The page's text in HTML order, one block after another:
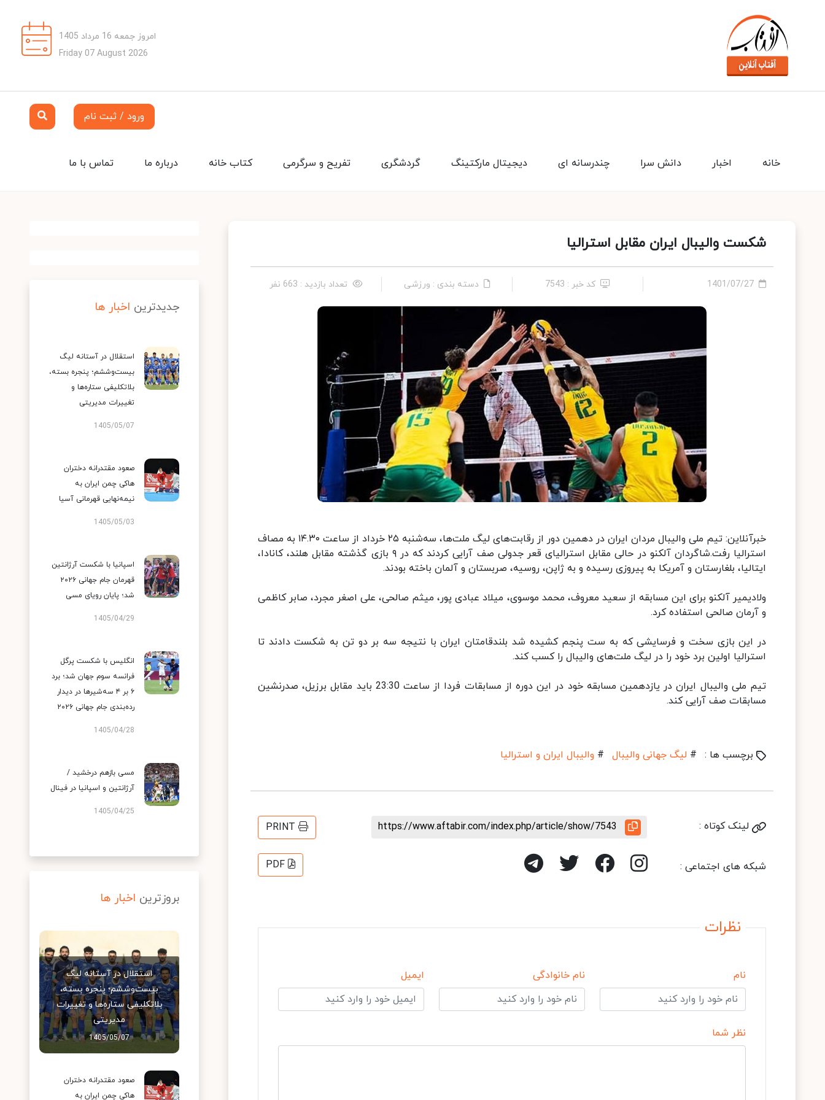
امروز جمعه 16 مرداد 1405
Friday 07 August 2026
ورود / ثبت نام
تماس با ما درباره ما کتاب خانه تفریح و سرگرمی گردشگری دیجیتال مارکتینگ چندرسانه ای دانش سرا اخبار خانه
شکست والیبال ایران مقابل استرالیا
1401/07/27 کد خبر : 7543 دسته بندی : ورزشی تعداد بازدید : 663 نفر
خبرآنلاین: تیم ملی والیبال مردان ایران در دهمین دور از رقابت‌های لیگ ملت‌ها، سه‌شنبه ۲۵ خرداد از ساعت ۱۴.۳۰ به مصاف
استرالیا رفت.شاگردان آلکنو در حالی مقابل استرالیای قعر جدولی صف آرایی کردند که در ۹ بازی گذشته مقابل هلند، کانادا،
ایتالیا، بلغارستان و آمریکا به پیروزی رسیده و به ژاپن، روسیه، صربستان و آلمان باخته بودند.
ولادیمیر آلکنو برای این مسابقه از سعید معروف، محمد موسوی، میلاد عبادی پور، میثم صالحی، علی اصغر مجرد، صابر کاظمی
و آرمان صالحی استفاده کرد.
در این بازی سخت و فرسایشی که به ست پنجم کشیده شد بلندقامتان ایران با نتیجه سه بر دو تن به شکست دادند تا
استرالیا اولین برد خود را در لیگ ملت‌های والیبال را کسب کند.
تیم ملی والیبال ایران در یازدهمین مسابقه خود در این دوره از مسابقات فردا از ساعت 23:30 باید مقابل برزیل، صدرنشین
مسابقات صف آرایی کند.
برچسب ها : # لیگ جهانی والیبال # والیبال ایران و استرالیا
لینک کوتاه : https://www.aftabir.com/index.php/article/show/7543
PRINT
شبکه های اجتماعی : PDF
نظرات
نام نام خانوادگی ایمیل
نظر شما
جدیدترین اخبار ها
استقلال در آستانه لیگ
بیست‌وششم؛ پنجره بسته،
بلاتکلیفی ستاره‌ها و
تغییرات مدیریتی
1405/05/07
صعود مقتدرانه دختران
هاکی چمن ایران به
نیمه‌نهایی قهرمانی آسیا
1405/05/03
اسپانیا با شکست آرژانتین
قهرمان جام جهانی ۲۰۲۶
شد؛ پایان رویای مسی
1405/04/29
انگلیس با شکست پرگل
فرانسه سوم جهان شد؛ برد
۶ بر ۴ سه‌شیرها در دیدار
رده‌بندی جام جهانی ۲۰۲۶
1405/04/28
مسی بازهم درخشید /
آرژانتین و اسپانیا در فینال
1405/04/25
بروزترین اخبار ها
استقلال در آستانه لیگ
بیست‌وششم؛ پنجره بسته،
بلاتکلیفی ستاره‌ها و تغییرات
مدیریتی
1405/05/07
صعود مقتدرانه دختران
هاکی چمن ایران به